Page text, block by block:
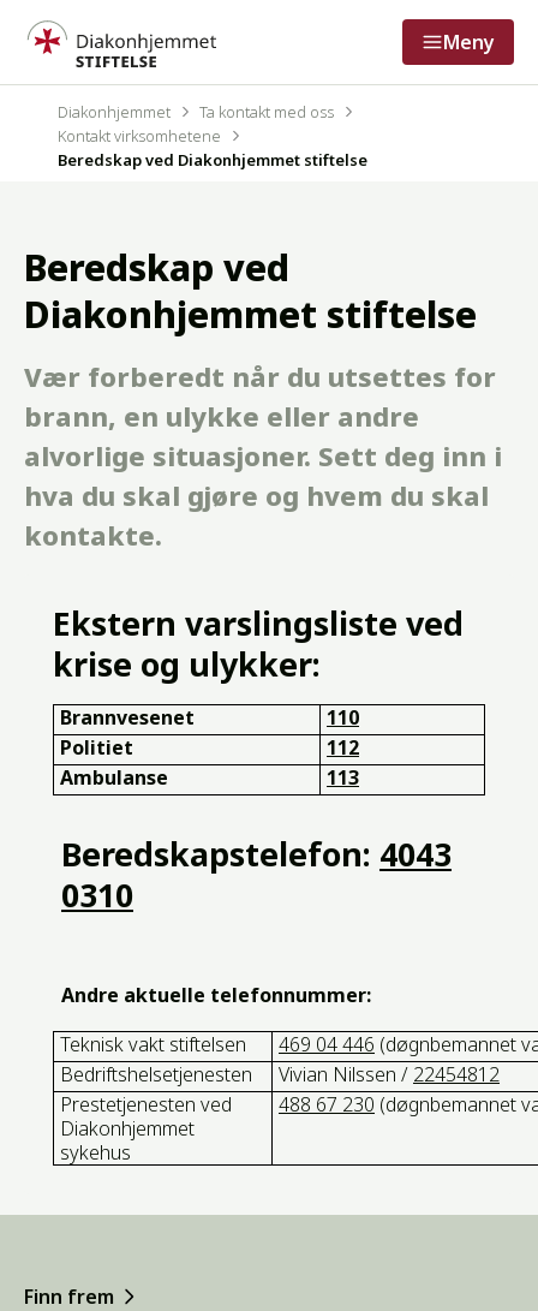
Meny
Diakonhjemmet
Ta kontakt med oss
Kontakt virksomhetene
Beredskap ved Diakonhjemmet stiftelse
Beredskap ved
Diakonhjemmet stiftelse
Vær forberedt når du utsettes for
brann, en ulykke eller andre
alvorlige situasjoner. Sett deg inn i
hva du skal gjøre og hvem du skal
kontakte.
Ekstern varslingsliste ved
krise og ulykker:
Brannvesenet
110
Politiet
112
Ambulanse
113
Beredskapstelefon: 4043
0310
Andre aktuelle telefonnummer:
Teknisk vakt stiftelsen
469 04 446 (døgnbemannet
Bedriftshelsetjenesten
Vivian Nilssen / 22454812
Prestetjenesten ved
Diakonhjemmet
sykehus
488 67 230 (døgnbemannet
Finn frem